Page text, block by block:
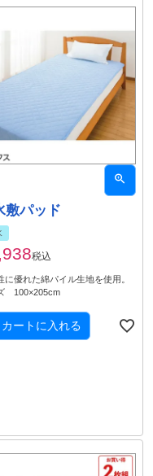
敷パッド
税込
に優れた綿パイル生地を使用。
100×205cm
カートに入れる